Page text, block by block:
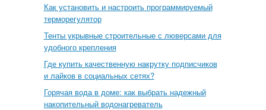
Как установить и настроить программируемый
терморегулятор
Тенты укрывные строительные с люверсами для
удобного крепления
Где купить качественную накрутку подписчиков
и лайков в социальных сетях?
Горячая вода в доме: как выбрать надежный
накопительный водонагреватель